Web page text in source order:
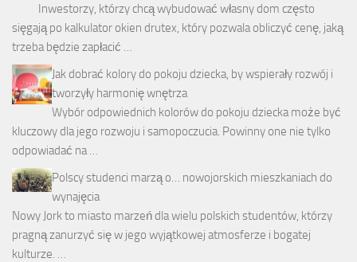
Inwestorzy, którzy chcą wybudować własny dom często
sięgają po kalkulator okien drutex, który pozwala obliczyć cenę, jaką
trzeba będzie zapłacić …
Jak dobrać kolory do pokoju dziecka, by wspierały rozwój i
tworzyły harmonię wnętrza
Wybór odpowiednich kolorów do pokoju dziecka może być
kluczowy dla jego rozwoju i samopoczucia. Powinny one nie tylko
odpowiadać na …
Polscy studenci marzą o… nowojorskich mieszkaniach do
wynajęcia
Nowy Jork to miasto marzeń dla wielu polskich studentów, którzy
pragną zanurzyć się w jego wyjątkowej atmosferze i bogatej
kulturze. …